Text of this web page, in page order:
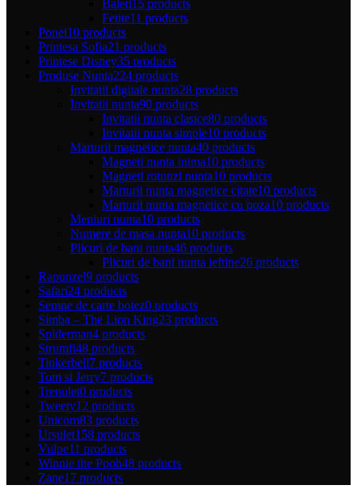
Baieti15 products
Fetite11 products
Ponei10 products
Printesa Sofia21 products
Printese Disney35 products
Produse Nunta224 products
Invitatii digitale nunta28 products
Invitatii nunta90 products
Invitatii nunta clasice80 products
Invitatii nunta simple10 products
Marturii magnetice nunta40 products
Magneti nunta inima10 products
Magneti rotunzi nunta10 products
Marturii nunta magnetice citate10 products
Marturii nunta magnetice cu poza10 products
Meniuri nunta10 products
Numere de masa nunta10 products
Plicuri de bani nunta46 products
Plicuri de bani nunta ieftine26 products
Rapunzel9 products
Safari24 products
Semne de carte botez0 products
Simba – The Lion King23 products
Spiderman4 products
Strumfi48 products
Tinkerbell7 products
Tom si Jerry7 products
Trenulet0 products
Tweety12 products
Unicorn83 products
Ursulet158 products
Vulpe11 products
Winnie the Pooh48 products
Zane17 products